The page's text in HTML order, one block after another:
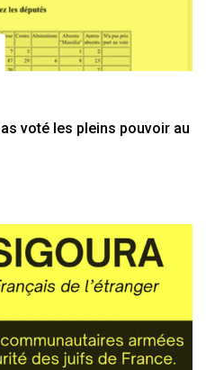
voté les pleins pouvoir au